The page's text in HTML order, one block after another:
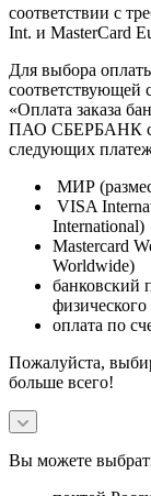
соответствии с
Int. и MasterCard
Для выбора
соответствующей
«Оплата заказа
ПАО СБЕРБАНК с
следующих
МИР
VISA
International)
Mastercard
Worldwide)
банковский
физического
оплата по
Пожалуйста,
больше всего!
Вы можете